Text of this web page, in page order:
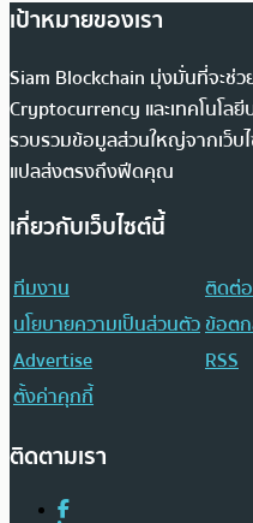
เป้าหมายของเรา
Siam Blockchain มุ่งมั่นที่จะช่ว
Cryptocurrency และเทคโนโล
รวบรวมข้อมูลส่วนใหญ่จากเว็บ
แปลส่งตรงถึงฟีดคุณ
เกี่ยวกับเว็บไซต์นี้
ทีมงาน
ติดต่อ
นโยบายความเป็นส่วนตัวข้อตก
Advertise
RSS
ตั้งค่าคุกกี้
ติดตามเรา